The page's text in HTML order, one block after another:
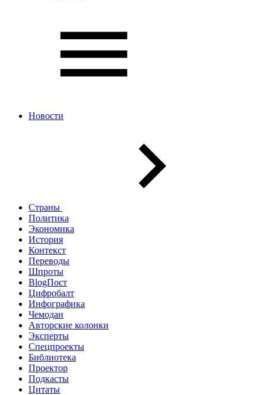
Новости
Страны
Политика
Экономика
История
Контекст
Переводы
Шпроты
BlogПост
Цифробалт
Инфографика
Чемодан
Авторские колонки
Эксперты
Спецпроекты
Библиотека
Проектор
Подкасты
Цитаты